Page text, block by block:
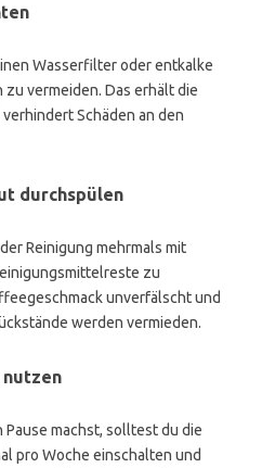
Wasserfilter oder entkalke
vermeiden. Das erhält die
Schäden an den
durchspülen
Reinigung mehrmals mit
zu
unverfälscht und
werden vermieden.
nutzen
machst, solltest du die
pro Woche einschalten und